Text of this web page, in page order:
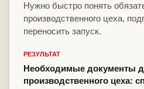
Нужно быстро понять
производственного цеха,
переносить запуск.
РЕЗУЛЬТАТ
Необходимые документы
производственного цеха: